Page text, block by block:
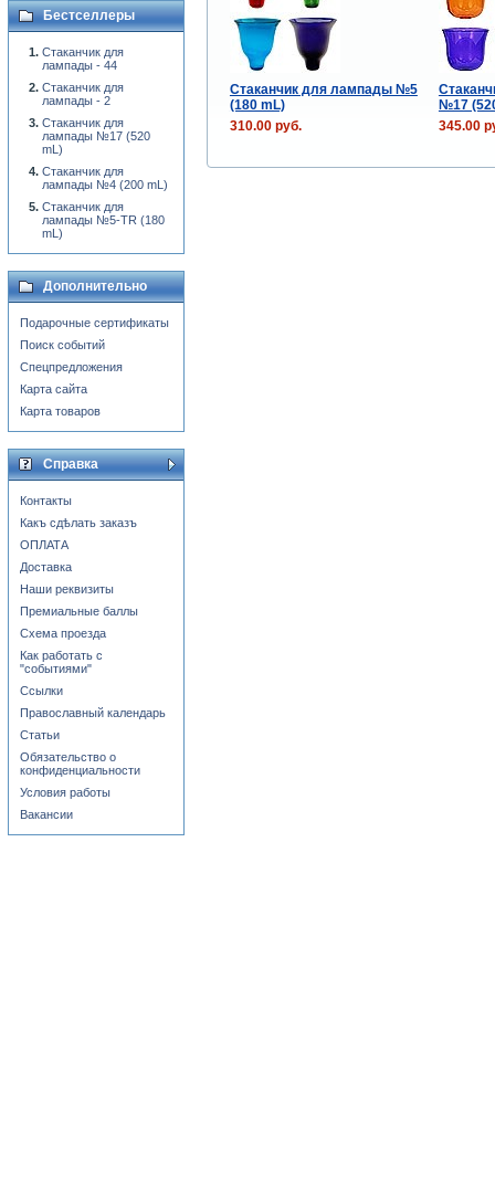
Стаканчик для лампады №5
(180 mL)
№17
310.00 руб.
345.00
Бестселлеры
Стаканчик для
лампады - 44
Стаканчик для
лампады - 2
Стаканчик для
лампады №17 (520
mL)
Стаканчик для
лампады №4 (200 mL)
Стаканчик для
лампады №5-TR (180
mL)
Дополнительно
Подарочные сертификаты
Поиск событий
Спецпредложения
Карта сайта
Карта товаров
Справка
Контакты
Какъ сдѣлать заказъ
ОПЛАТА
Доставка
Наши реквизиты
Премиальные баллы
Схема проезда
Как работать с
"событиями"
Ссылки
Православный календарь
Статьи
Обязательство о
конфиденциальности
Условия работы
Вакансии